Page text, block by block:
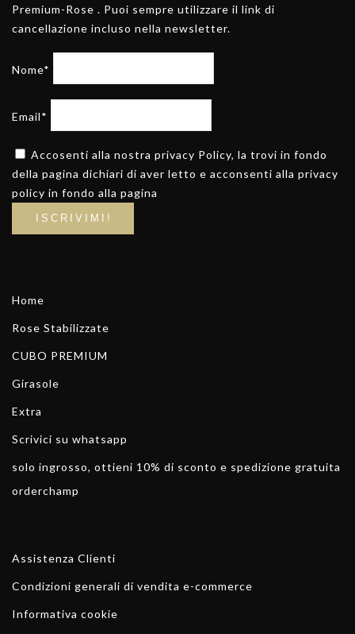
Premium-Rose . Puoi sempre utilizzare il link di
cancellazione incluso nella newsletter.
Nome*
Email*
Accosenti alla nostra privacy Policy, la trovi in fondo
della pagina dichiari di aver letto e acconsenti alla privacy
policy in fondo alla pagina
Home
Rose Stabilizzate
CUBO PREMIUM
Girasole
Extra
Scrivici su whatsapp
solo ingrosso, ottieni 10% di sconto e spedizione gratuita
orderchamp
Assistenza Clienti
Condizioni generali di vendita e-commerce
Informativa cookie